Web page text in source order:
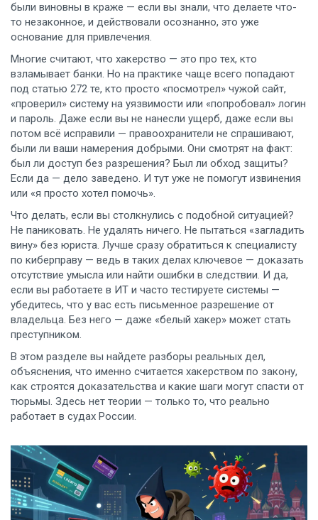
были виновны в краже — если вы знали, что делаете что-
то незаконное, и действовали осознанно, это уже
основание для привлечения.
Многие считают, что хакерство — это про тех, кто
взламывает банки. Но на практике чаще всего попадают
под статью 272 те, кто просто «посмотрел» чужой сайт,
«проверил» систему на уязвимости или «попробовал» логин
и пароль. Даже если вы не нанесли ущерб, даже если вы
потом всё исправили — правоохранители не спрашивают,
были ли ваши намерения добрыми. Они смотрят на факт:
был ли доступ без разрешения? Был ли обход защиты?
Если да — дело заведено. И тут уже не помогут извинения
или «я просто хотел помочь».
Что делать, если вы столкнулись с подобной ситуацией?
Не паниковать. Не удалять ничего. Не пытаться «загладить
вину» без юриста. Лучше сразу обратиться к специалисту
по киберправу — ведь в таких делах ключевое — доказать
отсутствие умысла или найти ошибки в следствии. И да,
если вы работаете в ИТ и часто тестируете системы —
убедитесь, что у вас есть письменное разрешение от
владельца. Без него — даже «белый хакер» может стать
преступником.
В этом разделе вы найдете разборы реальных дел,
объяснения, что именно считается хакерством по закону,
как строятся доказательства и какие шаги могут спасти от
тюрьмы. Здесь нет теории — только то, что реально
работает в судах России.